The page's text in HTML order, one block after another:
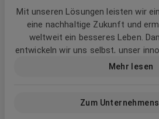
Mit unseren Lösungen leisten wir
eine nachhaltige Zukunft und
weltweit ein besseres Leben.
entwickeln wir uns selbst, unser
und die Art, wie wir
Mehr lesen
Zum